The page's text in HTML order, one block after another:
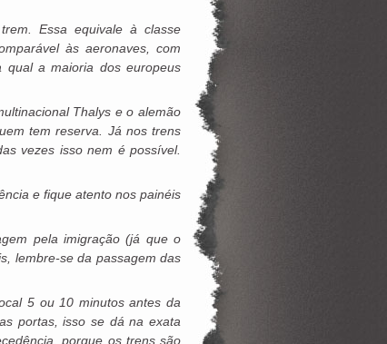
Essa equivale à classe
às aeronaves, com
qual a maioria dos europeus
Thalys e o alemão
tem reserva. Já nos trens
vezes isso nem é possível.
e fique atento nos painéis
pela imigração (já que o
lembre-se da passagem das
5 ou 10 minutos antes da
portas, isso se dá na exata
porque os trens são